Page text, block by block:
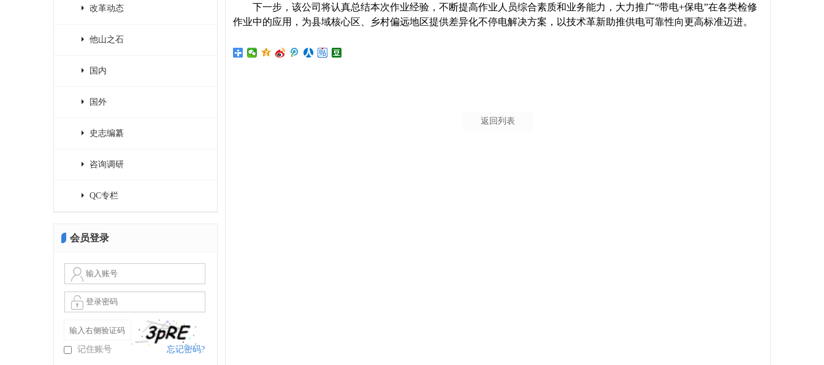
改革动态
他山之石
国内
国外
史志编纂
咨询调研
QC专栏
会员登录
记住账号 忘记密码?
下一步，该公司将认真总结本次作业经验，不断提高作业人员综合素质和业务能力，大力推广“带电+保电”在各类检修
作业中的应用，为县域核心区、乡村偏远地区提供差异化不停电解决方案，以技术革新助推供电可靠性向更高标准迈进。
返回列表